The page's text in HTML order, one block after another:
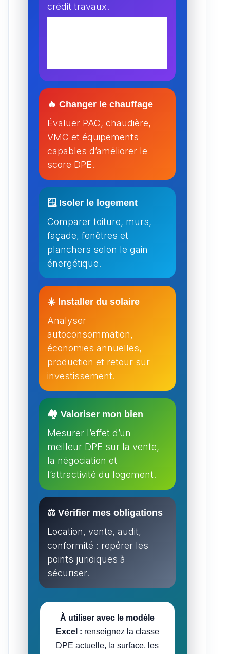
crédit travaux.
🔥 Changer le chauffage
Évaluer PAC, chaudière,
VMC et équipements
capables d’améliorer le
score DPE.
🪟 Isoler le logement
Comparer toiture, murs,
façade, fenêtres et
planchers selon le gain
énergétique.
☀️ Installer du solaire
Analyser
autoconsommation,
économies annuelles,
production et retour sur
investissement.
🏘️ Valoriser mon bien
Mesurer l’effet d’un
meilleur DPE sur la vente,
la négociation et
l’attractivité du logement.
⚖️ Vérifier mes obligations
Location, vente, audit,
conformité : repérer les
points juridiques à
sécuriser.
À utiliser avec le modèle
Excel : renseignez la classe
DPE actuelle, la surface, les